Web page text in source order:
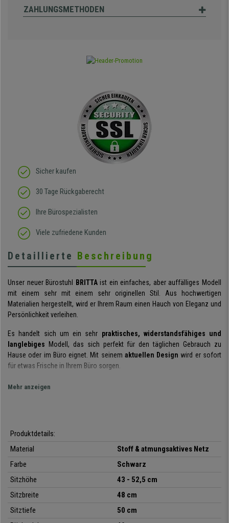
ZAHLUNGSMETHODEN
Sicher kaufen
30 Tage Rückgaberecht
Ihre Bürospezialisten
Viele zufriedene Kunden
Detaillierte Beschreibung
Unser neuer Bürostuhl BRITTAist ein einfaches, aber auffälliges Modell
mit einem sehr mit einem sehr originellen Stil. Aus hochwertigen
Materialien hergestellt, wird er Ihrem Raum einen Hauch von Eleganz und
Persönlichkeit verleihen.
Es handelt sich um ein sehr praktisches, widerstandsfähiges und
langlebiges Modell, das sich perfekt für den täglichen Gebrauch zu
Hause oder im Büro eignet. Mit seinem aktuellen Design wird er sofort
für etwas Frische in Ihrem Büro sorgen.
Wie schon auf den Fotos zu erkennen ist, hat er eine
Ein weiteres Plus an Komfort bietet dieintegrierte
aktiviert und nach Einrasten des Hebels in die Ausgangsposition kehrt der
Stuhl in seinen starren Zustand zurück. Mit dieser nützlichen
Dadurch sorgen Sie für mehr Bewegungsfreiheit, was sich wiederum
positiv auf Ihre Gesundheit auswirkt.
Mehr anzeigen
Produktdetails:
Material
Stoff & atmungsaktives Netz
Farbe
Schwarz
Sitzhöhe
43 - 52,5 cm
Sitzbreite
48 cm
Sitztiefe
50 cm